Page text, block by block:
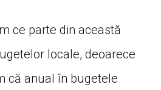
ce parte din această
locale, deoarece
că anual în bugetele